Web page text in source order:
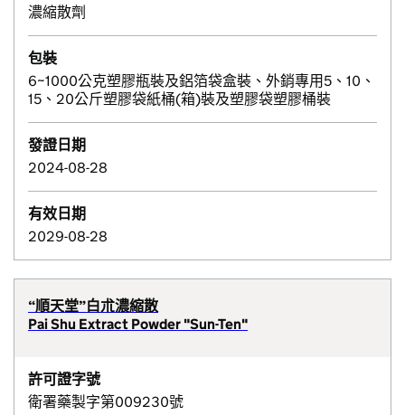
濃縮散劑
包裝
6~1000公克塑膠瓶裝及鋁箔袋盒裝、外銷專用5、10、
15、20公斤塑膠袋紙桶(箱)裝及塑膠袋塑膠桶裝
發證日期
2024-08-28
有效日期
2029-08-28
“順天堂”白朮濃縮散
Pai Shu Extract Powder "Sun-Ten"
許可證字號
衛署藥製字第009230號